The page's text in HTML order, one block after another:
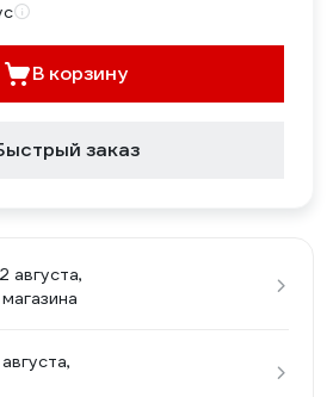
В корзину
заказ
августа,
магазина